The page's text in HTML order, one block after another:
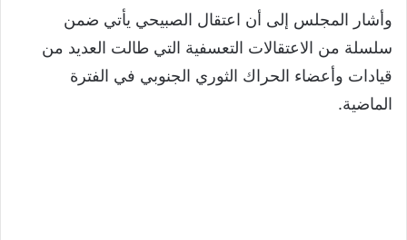
وأشار المجلس إلى أن اعتقال الصبيحي يأتي ضمن
سلسلة من الاعتقالات التعسفية التي طالت العديد من
قيادات وأعضاء الحراك الثوري الجنوبي في الفترة
الماضية.